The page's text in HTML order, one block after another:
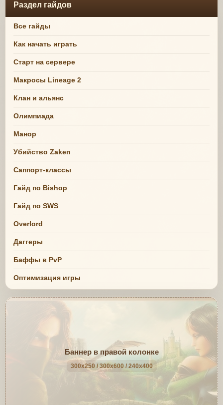
Раздел гайдов
Все гайды
Как начать играть
Старт на сервере
Макросы Lineage 2
Клан и альянс
Олимпиада
Манор
Убийство Zaken
Саппорт-классы
Гайд по Bishop
Гайд по SWS
Overlord
Даггеры
Баффы в PvP
Оптимизация игры
Баннер в правой колонке
300x250 / 300x600 / 240x400